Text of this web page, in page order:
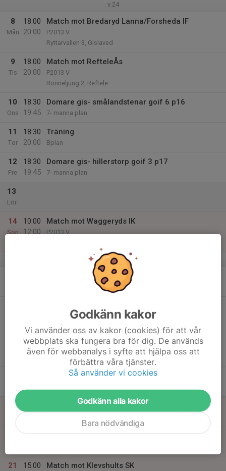
v.24
8
Mån
18:00
20:00
Match mot Bredaryd Lanna/Forsheda IF
P2013 V
Ryttarvallen 3, Gislaved
9
Tis
18:00
20:00
Match mot RefteleÅs
P2013 V
Rönneljung 2, Reftele
10
Ons
18:30
19:45
Domare gis- smålandstenar goif 6 p16
7- manna plan
11
Tor
18:30
20:00
Träning
Bplan
12
Fre
18:30
19:45
Domare gis- hillerstorp goif 3 p17
7- manna plan
13
Lör
14
Sön
10:00
12:00
Match mot Waggeryds IK
P2013 V
v.25
Ljusseveka 4, Värnamo
Träning
19
21
15:00
Match mot Klevshults SK
Godkänn kakor
Vi använder oss av kakor (cookies) för att vår
webbplats ska fungera bra för dig. De används
även för webbanalys i syfte att hjälpa oss att
förbättra våra tjänster.
Så använder vi cookies
Godkänn alla kakor
Bara nödvändiga